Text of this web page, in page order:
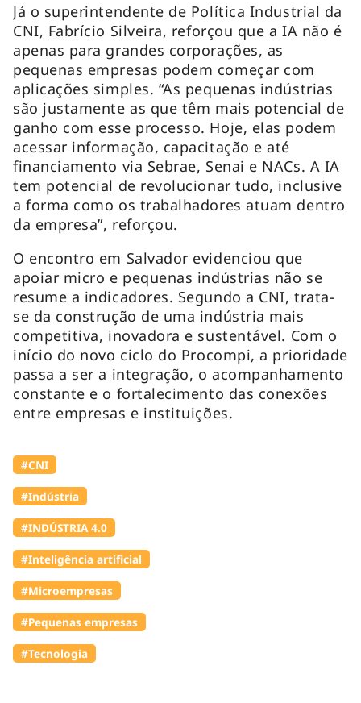
Já o superintendente de Política Industrial da
CNI, Fabrício Silveira, reforçou que a IA não é
apenas para grandes corporações, as
pequenas empresas podem começar com
aplicações simples. “As pequenas indústrias
são justamente as que têm mais potencial de
ganho com esse processo. Hoje, elas podem
acessar informação, capacitação e até
financiamento via Sebrae, Senai e NACs. A IA
tem potencial de revolucionar tudo, inclusive
a forma como os trabalhadores atuam dentro
da empresa”, reforçou.
O encontro em Salvador evidenciou que
apoiar micro e pequenas indústrias não se
resume a indicadores. Segundo a CNI, trata-
se da construção de uma indústria mais
competitiva, inovadora e sustentável. Com o
início do novo ciclo do Procompi, a prioridade
passa a ser a integração, o acompanhamento
constante e o fortalecimento das conexões
entre empresas e instituições.
#CNI
#Indústria
#INDÚSTRIA 4.0
#Inteligência artificial
#Microempresas
#Pequenas empresas
#Tecnologia